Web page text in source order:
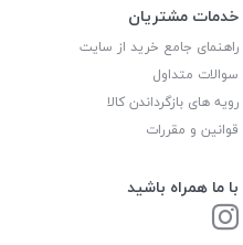
خدمات مشتریان
راهنمای جامع خرید از سایت
سوالات متداول
رویه های بازگرداندن کالا
قوانین و مقررات
با ما همراه باشید